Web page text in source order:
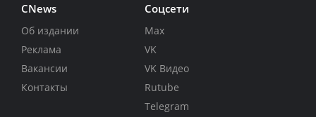
CNews
Об издании
Реклама
Вакансии
Контакты
Соцсети
Max
VK
VK Видео
Rutube
Telegram